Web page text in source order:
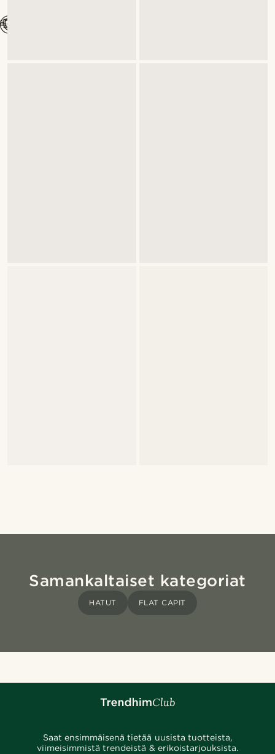
Samankaltaiset kategoriat
HATUT FLAT CAPIT
Saat ensimmäisenä tietää uusista tuotteista,
viimeisimmistä trendeistä & erikoistarjouksista.